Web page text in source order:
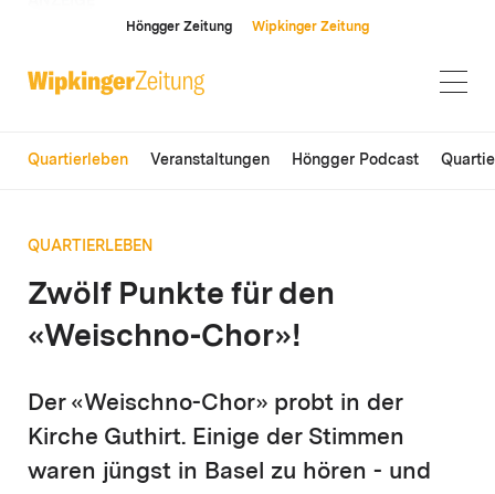
Höngger Zeitung Wipkinger Zeitung
Quartierleben Veranstaltungen Höngger Podcast
QUARTIERLEBEN
Zwölf Punkte für den
«Weischno-Chor»!
Der «Weischno-Chor» probt in der
Kirche Guthirt. Einige der Stimmen
waren jüngst in Basel zu hören - und